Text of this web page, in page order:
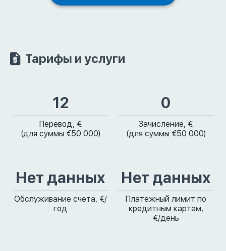
Тарифы и услуги
12
Перевод, €
(для суммы €50 000)
0
Зачисление, €
(для суммы €50 000)
Нет данных
Обслуживание счета, €/
год
Нет данных
Платежный лимит по
кредитным картам,
€/день